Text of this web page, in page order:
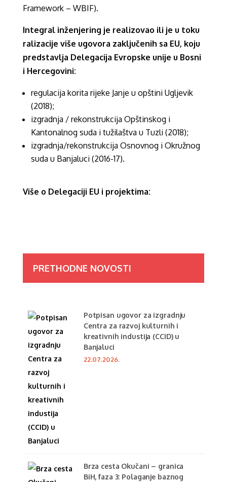
Framework – WBIF).
Integral inženjering je realizovao ili je u toku
ralizacije više ugovora zaključenih sa EU, koju
predstavlja Delegacija Evropske unije u Bosni
i Hercegovini:
regulacija korita rijeke Janje u opštini Ugljevik
(2018);
izgradnja / rekonstrukcija Opštinskog i
Kantonalnog suda i tužilaštva u Tuzli (2018);
izgradnja/rekonstrukcija Osnovnog i Okružnog
suda u Banjaluci (2016-17).
Više o Delegaciji EU i projektima:
PRETHODNE NOVOSTI
Potpisan ugovor za izgradnju
Centra za razvoj kulturnih i
kreativnih industija (CCID) u
Banjaluci
22.07.2026.
Brza cesta Okučani – granica
BiH, faza 3: Polaganje baznog